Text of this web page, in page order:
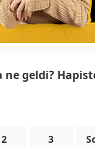
ne geldi?
2 3